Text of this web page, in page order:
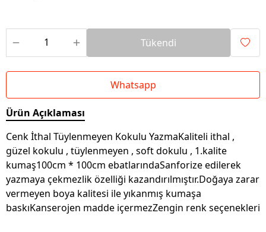
Tükendi
Whatsapp
Ürün Açıklaması
Cenk İthal Tüylenmeyen Kokulu YazmaKaliteli ithal ,
güzel kokulu , tüylenmeyen , soft dokulu , 1.kalite
kumaş100cm * 100cm ebatlarındaSanforize edilerek
yazmaya çekmezlik özelliği kazandırılmıştır.Doğaya zarar
vermeyen boya kalitesi ile yıkanmış kumaşa
baskıKanserojen madde içermezZengin renk seçenekleri